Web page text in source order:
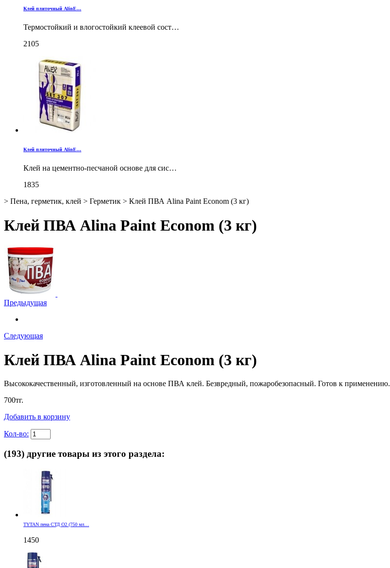
Клей плиточный AlinE…
Термостойкий и влогостойкий клеевой сост…
2105
Клей плиточный AlinE…
Клей на цементно-песчаной основе для сис…
1835
> Пена, герметик, клей > Герметик > Клей ПВА Alina Paint Econom (3 кг)
Клей ПВА Alina Paint Econom (3 кг)
Предыдущая
Следующая
Клей ПВА Alina Paint Econom (3 кг)
Высококачественный, изготовленный на основе ПВА клей. Безвредный, пожаробезопасный. Готов к применению.
700тг.
Добавить в корзину
Кол-во:
(193) другие товары из этого раздела:
TYTAN пена СТД О2 (750 мл…
1450